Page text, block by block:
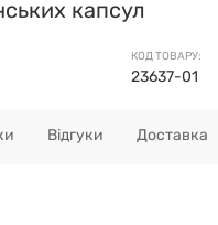
капсул
КОД ТОВАРУ:
23637-01
Відгуки Доставка